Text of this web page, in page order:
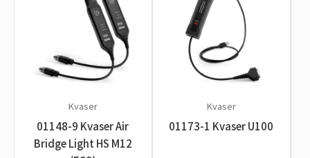
Kvaser
01148-9 Kvaser Air
Bridge Light HS M12
Kvaser
01173-1 Kvaser U100